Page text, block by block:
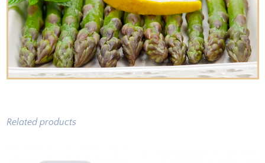
Related products